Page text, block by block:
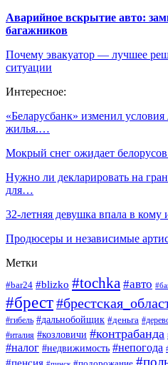
Аварийное вскрытие авто:
багажников
Почему эвакуатор — лучшее
ситуации
Интересное:
«Беларусбанк» изменил
жилья.…
Мокрый снег ожидает
Нужно ли декларировать на
для…
32-летняя девушка впала в кому
Продюсеры и независимые
Метки
#bar24 #blizko #tochka #авто
#брест
#гибель #дальнобойщик #деньга
#италия #козловичи #контрабанда
#налог #недвижимость #непогода